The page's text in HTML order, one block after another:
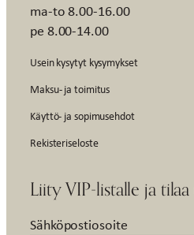
ma-to 8.00-16.00
pe 8.00-14.00
Usein kysytyt kysymykset
Maksu- ja toimitus
Käyttö- ja sopimusehdot
Rekisteriseloste
Liity VIP-listalle ja
Sähköpostiosoite